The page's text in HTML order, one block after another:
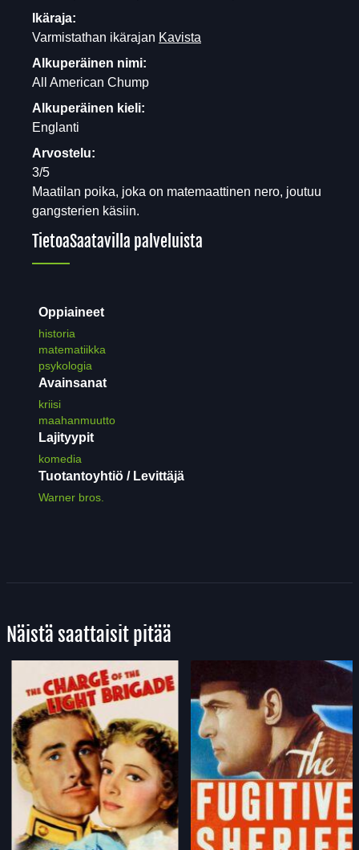
Ikäraja:
Varmistathan ikärajan Kavista
Alkuperäinen nimi:
All American Chump
Alkuperäinen kieli:
Englanti
Arvostelu:
3/5
Maatilan poika, joka on matemaattinen nero, joutuu
gangsterien käsiin.
TietoaSaatavilla palveluista
Oppiaineet
historia
matematiikka
psykologia
Avainsanat
kriisi
maahanmuutto
Lajityypit
komedia
Tuotantoyhtiö / Levittäjä
Warner bros.
Näistä saattaisit pitää